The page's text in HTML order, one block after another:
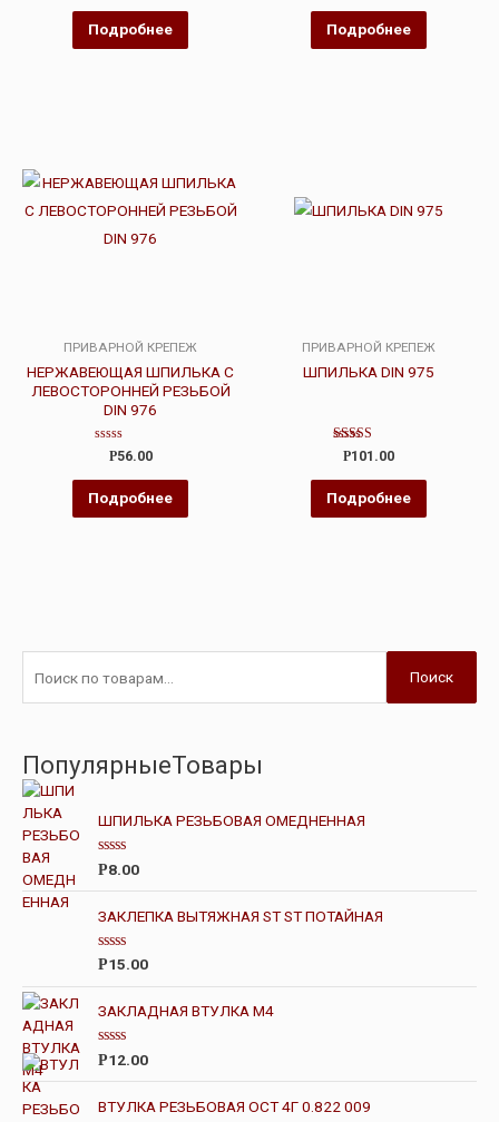
из
5
Подробнее
из
5
Подробнее
ПРИВАРНОЙ КРЕПЕЖ
НЕРЖАВЕЮЩАЯ ШПИЛЬКА С
ЛЕВОСТОРОННЕЙ РЕЗЬБОЙ
DIN 976
Оценка
из
5
Р56.00
Подробнее
ПРИВАРНОЙ КРЕПЕЖ
ШПИЛЬКА DIN 975
Оценка
из 5
Р101.00
Подробнее
Поиск
ПопулярныеТовары
ШПИЛЬКА РЕЗЬБОВАЯ ОМЕДНЕННАЯ
О
е
н
к
а
и
з
Р8.00
ЗАКЛЕПКА ВЫТЯЖНАЯ ST ST ПОТАЙНАЯ
О
е
н
к
а
и
з
Р15.00
ЗАКЛАДНАЯ ВТУЛКА М4
О
е
н
к
Р12.00
ВТУЛКА РЕЗЬБОВАЯ ОСТ 4Г 0.822 009